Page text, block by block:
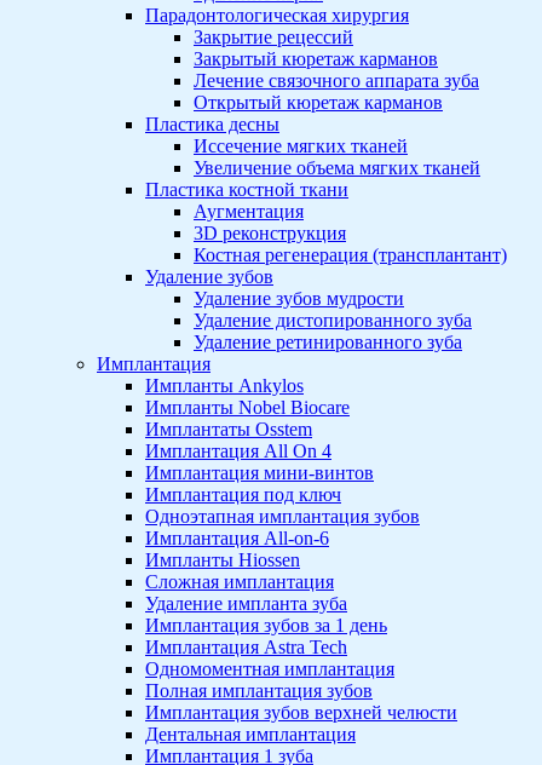
Парадонтологическая хирургия
Закрытие рецессий
Закрытый кюретаж карманов
Лечение связочного аппарата зуба
Открытый кюретаж карманов
Пластика десны
Иссечение мягких тканей
Увеличение объема мягких тканей
Пластика костной ткани
Аугментация
3D реконструкция
Костная регенерация (трансплантант)
Удаление зубов
Удаление зубов мудрости
Удаление дистопированного зуба
Удаление ретинированного зуба
Имплантация
Импланты Ankylos
Импланты Nobel Biocare
Имплантаты Osstem
Имплантация All On 4
Имплантация мини-винтов
Имплантация под ключ
Одноэтапная имплантация зубов
Имплантация All-on-6
Импланты Hiossen
Сложная имплантация
Удаление импланта зуба
Имплантация зубов за 1 день
Имплантация Astra Tech
Одномоментная имплантация
Полная имплантация зубов
Имплантация зубов верхней челюсти
Дентальная имплантация
Имплантация 1 зуба